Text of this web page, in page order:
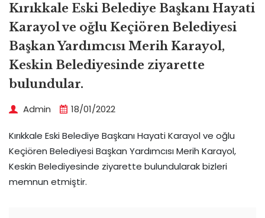
Kırıkkale Eski Belediye Başkanı Hayati
Karayol ve oğlu Keçiören Belediyesi
Başkan Yardımcısı Merih Karayol,
Keskin Belediyesinde ziyarette
bulundular.
Admin 18/01/2022
Kırıkkale Eski Belediye Başkanı Hayati Karayol ve oğlu
Keçiören Belediyesi Başkan Yardımcısı Merih Karayol,
Keskin Belediyesinde ziyarette bulundularak bizleri
memnun etmiştir.